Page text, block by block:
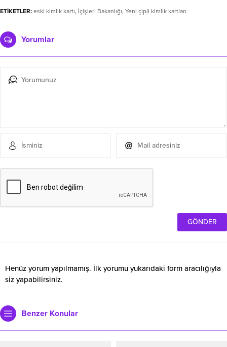
ETİKETLER: eski kimlik kartı, İçişleri Bakanlığı, Yeni çipli kimlik kartları
Yorumlar
Henüz yorum yapılmamış. İlk yorumu yukarıdaki form aracılığıyla
siz yapabilirsiniz.
Benzer Konular